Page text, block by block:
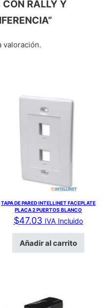
CON RALLY Y
valoración.
TAPA DE PARED INTELLINET FACEPLATE
PLACA 2 PUERTOS BLANCO
$47.03 IVA Incluido
Añadir al carrito